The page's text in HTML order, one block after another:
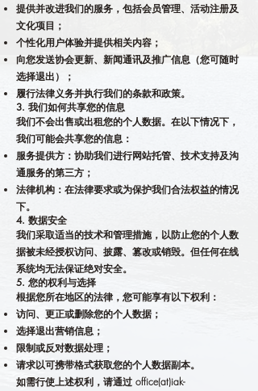
提供并改进我们的服务，包括会员管理、活动注册及
文化项目；
个性化用户体验并提供相关内容；
向您发送协会更新、新闻通讯及推广信息（您可随时
选择退出）；
履行法律义务并执行我们的条款和政策。
3. 我们如何共享您的信息
我们不会出售或出租您的个人数据。在以下情况下，
我们可能会共享您的信息：
服务提供方：协助我们进行网站托管、技术支持及沟
通服务的第三方；
法律机构：在法律要求或为保护我们合法权益的情况
下。
4. 数据安全
我们采取适当的技术和管理措施，以防止您的个人数
据被未经授权访问、披露、篡改或销毁。但任何在线
系统均无法保证绝对安全。
5. 您的权利与选择
根据您所在地区的法律，您可能享有以下权利：
访问、更正或删除您的个人数据；
选择退出营销信息；
限制或反对数据处理；
请求以可携带格式获取您的个人数据副本。
如需行使上述权利，请通过 office(at)iak-